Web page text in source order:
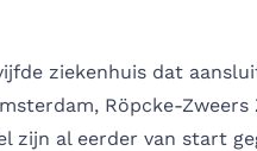
ziekenhuis dat
Röpcke-Zweers
zijn al eerder van start